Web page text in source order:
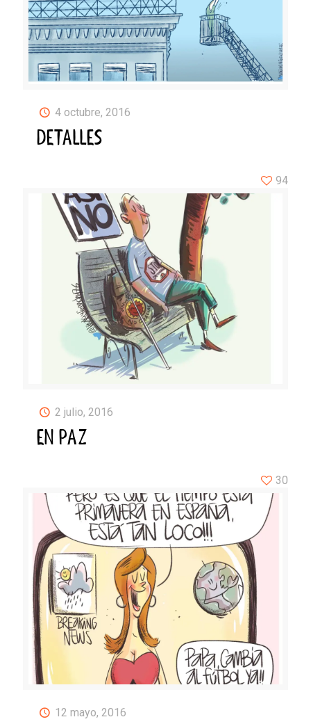
4 octubre, 2016
DETALLES
2 julio, 2016
EN PAZ
94
12 mayo, 2016
30